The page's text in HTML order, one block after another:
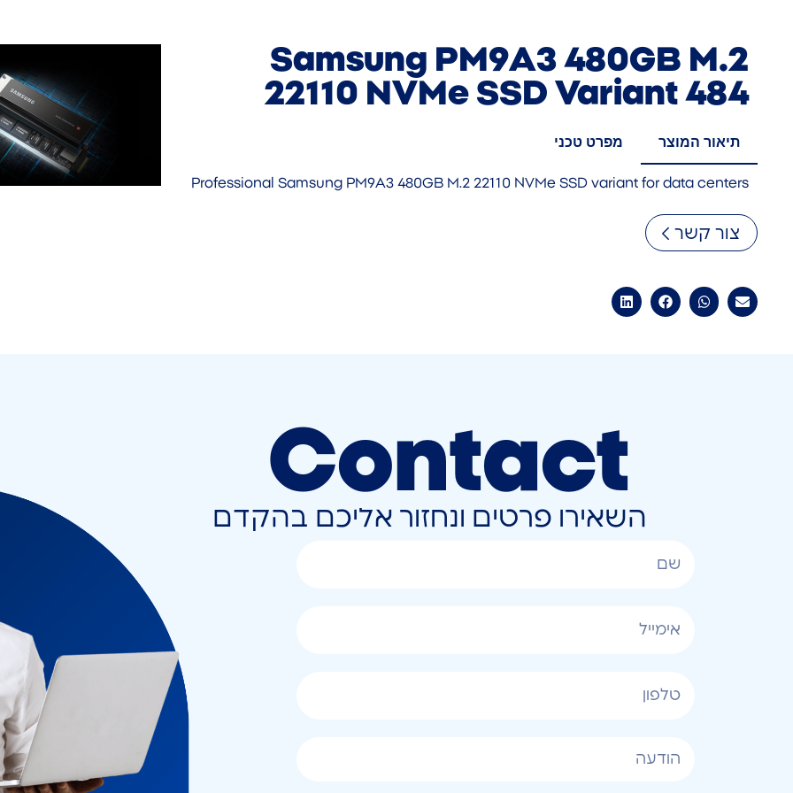
Samsung PM9A3 480GB M.2
22110 NVMe SSD Variant 484
תיאור המוצר מפרט טכני
Professional Samsung PM9A3 480GB M.2 22110 NVMe SSD variant for data centers
צור קשר
Contact
השאירו פרטים ונחזור אליכם בהקדם